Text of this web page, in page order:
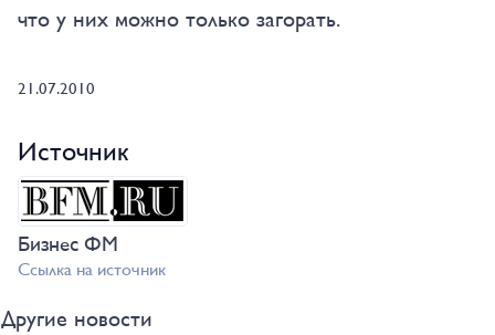
что у них можно только загорать.
21.07.2010
Источник
Бизнес ФМ
Ссылка на источник
Другие новости